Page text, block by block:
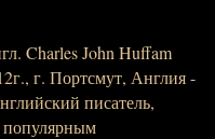
Charles John Huffam
г. Портсмут, Англия -
писатель,
популярным